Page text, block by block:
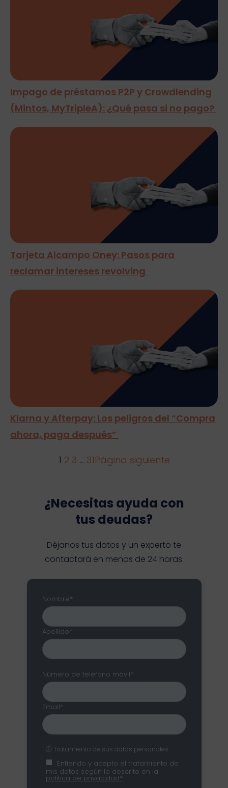
Impago de préstamos P2P y Crowdlending
(Mintos, MyTripleA): ¿Qué pasa si no pago?
Tarjeta Alcampo Oney: Pasos para
reclamar intereses revolving
Klarna y Afterpay: Los peligros del “Compra
ahora, paga después”
1 2 3 … 31Página siguiente
¿Necesitas ayuda con
tus deudas?
Déjanos tus datos y un experto te
contactará en menos de 24 horas.
Nombre*
Apellido*
Número de teléfono móvil*
Email*
ⓘ Tratamiento de sus datos personales
Entiendo y acepto el tratamiento de
mis datos según lo descrito en la
política de privacidad*